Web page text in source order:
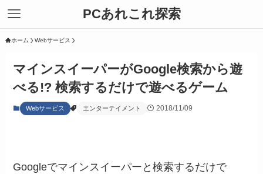
PCあれこれ探索
ホーム Webサービス
マインスイーパーがGoogle検索から遊
べる!? 検索するだけで遊べるゲーム
Webサービス エンターテイメント 2018/11/09
Googleでマインスイーパーと検索するだけで